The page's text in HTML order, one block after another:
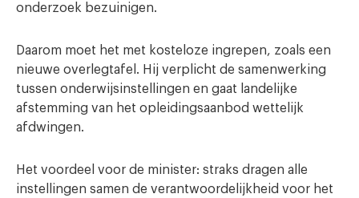
onderzoek bezuinigen.
Daarom moet het met kosteloze ingrepen, zoals een
nieuwe overlegtafel. Hij verplicht de samenwerking
tussen onderwijsinstellingen en gaat landelijke
afstemming van het opleidingsaanbod wettelijk
afdwingen.
Het voordeel voor de minister: straks dragen alle
instellingen samen de verantwoordelijkheid voor het